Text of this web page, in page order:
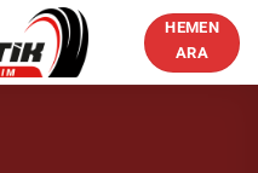
HEMEN
ARA